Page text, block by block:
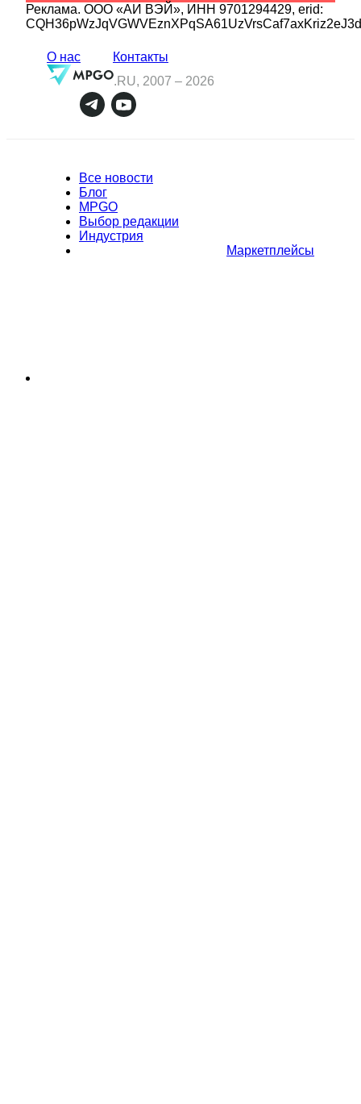
Реклама. ООО «АИ ВЭЙ», ИНН 9701294429, erid:
О нас
Контакты
.RU, 2007 – 2026
Все новости
Блог
MPGO
Выбор редакции
Индустрия
Маркетплейсы